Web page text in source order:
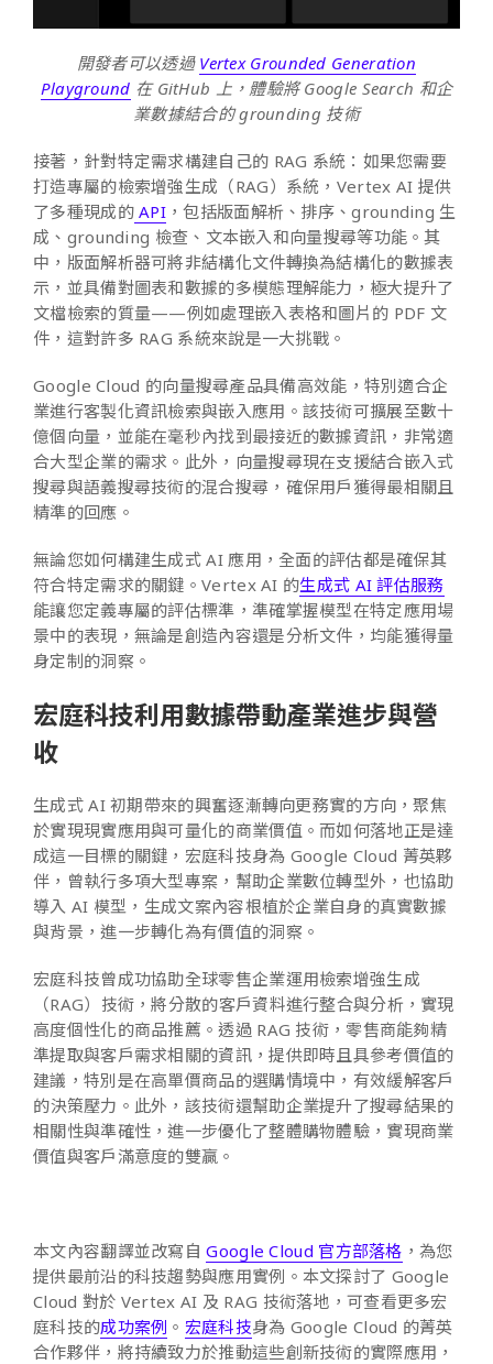
開發者可以透過 Vertex Grounded Generation
Playground 在 GitHub 上，體驗將 Google Search 和企
業數據結合的 grounding 技術
接著，針對特定需求構建自己的 RAG 系統：如果您需要
打造專屬的檢索增強生成（RAG）系統，Vertex AI 提供
了多種現成的API ，包括版面解析、排序、grounding 生
成、grounding 檢查、文本嵌入和向量搜尋等功能。其
中，版面解析器可將非結構化文件轉換為結構化的數據表
示，並具備對圖表和數據的多模態理解能力，極大提升了
文檔檢索的質量——例如處理嵌入表格和圖片的 PDF 文
件，這對許多 RAG 系統來說是一大挑戰。
Google Cloud 的向量搜尋產品具備高效能，特別適合企
業進行客製化資訊檢索與嵌入應用。該技術可擴展至數十
億個向量，並能在毫秒內找到最接近的數據資訊，非常適
合大型企業的需求。此外，向量搜尋現在支援結合嵌入式
搜尋與語義搜尋技術的混合搜尋，確保用戶獲得最相關且
精準的回應。
無論您如何構建生成式 AI 應用，全面的評估都是確保其
符合特定需求的關鍵。Vertex AI 的生成式 AI 評估服務
能讓您定義專屬的評估標準，準確掌握模型在特定應用場
景中的表現，無論是創造內容還是分析文件，均能獲得量
身定制的洞察。
宏庭科技利用數據帶動產業進步與營
收
生成式 AI 初期帶來的興奮逐漸轉向更務實的方向，聚焦
於實現現實應用與可量化的商業價值。而如何落地正是達
成這一目標的關鍵，宏庭科技身為 Google Cloud 菁英夥
伴，曾執行多項大型專案，幫助企業數位轉型外，也協助
導入 AI 模型，生成文案內容根植於企業自身的真實數據
與背景，進一步轉化為有價值的洞察。
宏庭科技曾成功協助全球零售企業運用檢索增強生成
（RAG）技術，將分散的客戶資料進行整合與分析，實現
高度個性化的商品推薦。透過 RAG 技術，零售商能夠精
準提取與客戶需求相關的資訊，提供即時且具參考價值的
建議，特別是在高單價商品的選購情境中，有效緩解客戶
的決策壓力。此外，該技術還幫助企業提升了搜尋結果的
相關性與準確性，進一步優化了整體購物體驗，實現商業
價值與客戶滿意度的雙贏。
本文內容翻譯並改寫自 Google Cloud 官方部落格 ，為您
提供最前沿的科技趨勢與應用實例。本文探討了 Google
Cloud 對於 Vertex AI 及 RAG 技術落地，可查看更多宏
庭科技的成功案例 。 宏庭科技身為 Google Cloud 的菁英
合作夥伴，將持續致力於推動這些創新技術的實際應用，